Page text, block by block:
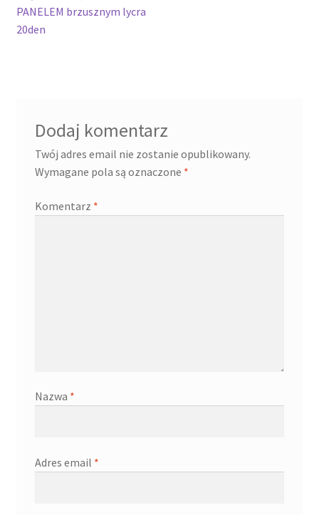
wpisu
PANELEM brzusznym lycra
20den
Dodaj komentarz
Twój adres email nie zostanie opublikowany.
Wymagane pola są oznaczone *
Komentarz *
Nazwa *
Adres email *